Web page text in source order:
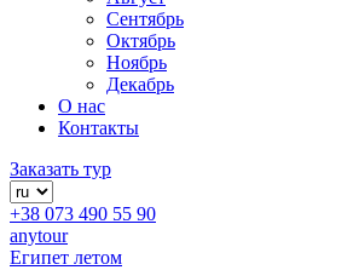
Сентябрь
Октябрь
Ноябрь
Декабрь
О нас
Контакты
Заказать тур
+38 073 490 55 90
anytour
Египет летом